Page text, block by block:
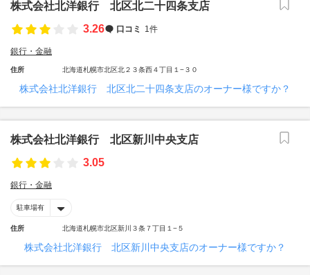
株式会社北洋銀行 北区北二十四条支店
3.26
口コミ 1件
銀行・金融
住所 北海道札幌市北区北２３条西４丁目１−３０
株式会社北洋銀行 北区北二十四条支店のオーナー様ですか？
株式会社北洋銀行 北区新川中央支店
3.05
銀行・金融
駐車場有
住所 北海道札幌市北区新川３条７丁目１−５
株式会社北洋銀行 北区新川中央支店のオーナー様ですか？